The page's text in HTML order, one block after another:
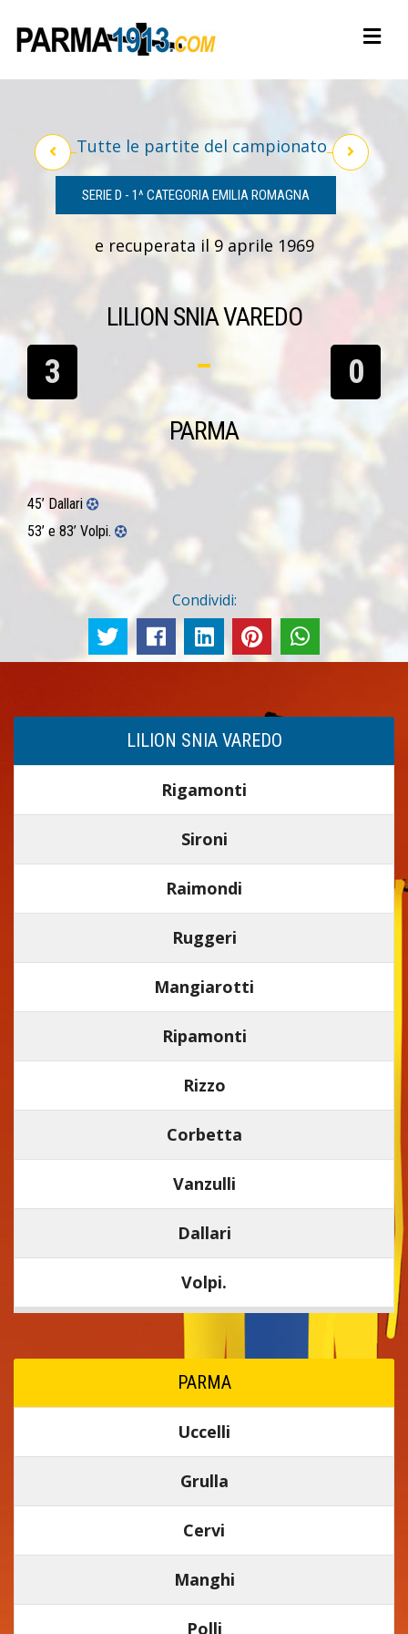
Tutte le partite del campionato
SERIE D - 1^ CATEGORIA EMILIA ROMAGNA
e recuperata il 9 aprile 1969
LILION SNIA VAREDO
3 0
PARMA
45’ Dallari
53’ e 83’ Volpi.
Condividi:
LILION SNIA VAREDO
Rigamonti
Sironi
Raimondi
Ruggeri
Mangiarotti
Ripamonti
Rizzo
Corbetta
Vanzulli
Dallari
Volpi.
PARMA
Uccelli
Grulla
Cervi
Manghi
Polli